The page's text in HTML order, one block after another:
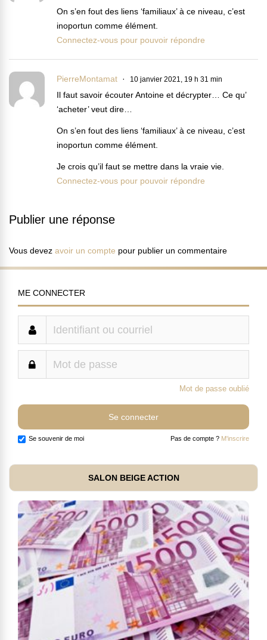
On s’en fout des liens ‘familiaux’ à ce niveau, c’est
inoportun comme élément.
Connectez-vous pour pouvoir répondre
PierreMontamat 10 janvier 2021, 19 h 31 min
Il faut savoir écouter Antoine et décrypter… Ce qu’
‘acheter’ veut dire…
On s’en fout des liens ‘familiaux’ à ce niveau, c’est
inoportun comme élément.
Je crois qu’il faut se mettre dans la vraie vie.
Connectez-vous pour pouvoir répondre
Publier une réponse
Vous devez avoir un compte pour publier un commentaire
ME CONNECTER
Mot de passe oublié
Se souvenir de moi Pas de compte ? M'inscrire
SALON BEIGE ACTION